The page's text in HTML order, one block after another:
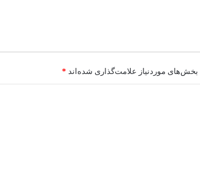
بخش‌های موردنیاز علامت‌گذاری شده‌اند *